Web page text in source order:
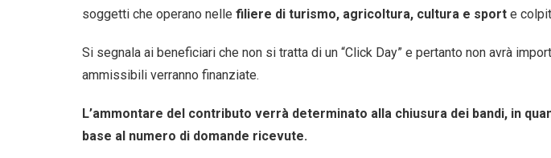
soggetti che operano nelle filiere di turismo, agricoltura, cultura e sport e
Si segnala ai beneficiari che non si tratta di un “Click Day” e pertanto non avrà
ammissibili verranno finanziate.
L’ammontare del contributo verrà determinato alla chiusura dei bandi, in
base al numero di domande ricevute.